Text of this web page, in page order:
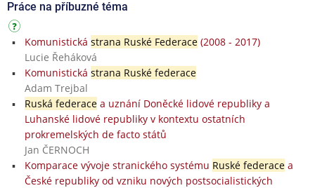
Práce na příbuzné téma
Komunistická strana Ruské Federace(2008 - 2017)
Lucie Řeháková
Komunistická strana Ruské federace
Adam Trejbal
Ruská federacea uznání Doněcké lidové republiky a
Luhanské lidové republiky v kontextu ostatních
prokremelských de facto států
Jan ČERNOCH
Komparace vývoje stranického systému Ruské federacea
České republiky od vzniku nových postsocialistických